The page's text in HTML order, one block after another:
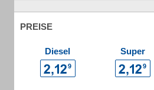
PREISE
Diesel Super